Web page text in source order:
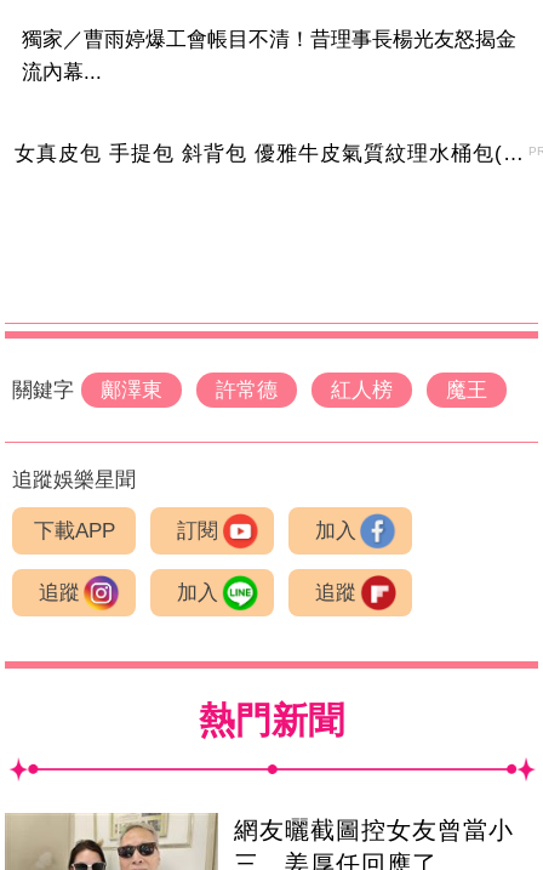
獨家／曹雨婷爆工會帳目不清！昔理事長楊光友怒揭金
流內幕...
女真皮包 手提包 斜背包 優雅牛皮氣質紋理水桶包(2色)【XBO7950112】＊艾美時尚(現+預)
關鍵字 鄺澤東 許常德 紅人榜 魔王
追蹤娛樂星聞
下載APP 訂閱 加入
追蹤 加入 追蹤
熱門新聞
網友曬截圖控女友曾當小
三 姜厚任回應了